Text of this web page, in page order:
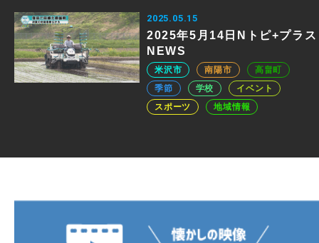
2025.05.15
2025年5月14日Nトピ+プラス
NEWS
米沢市 南陽市
高畠町
季節
学校
イベント
スポーツ
地域情報